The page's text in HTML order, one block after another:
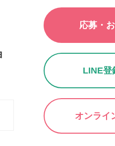
応募・
LINE登
オンライ